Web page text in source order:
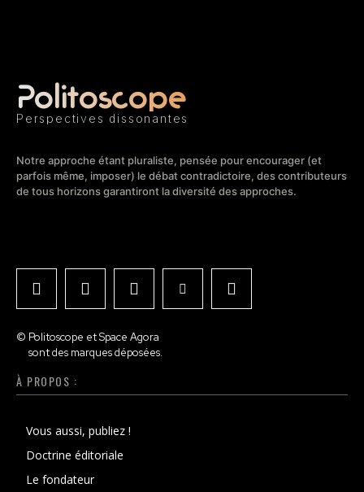
Politoscope
Perspectives dissonantes
Notre approche étant pluraliste, pensée pour encourager (et
parfois même, imposer) le débat contradictoire, des contributeurs
de tous horizons garantiront la diversité des approches.
© Politoscope et Space Agora
sont des marques déposées.
À PROPOS :
Vous aussi, publiez !
Doctrine éditoriale
Le fondateur